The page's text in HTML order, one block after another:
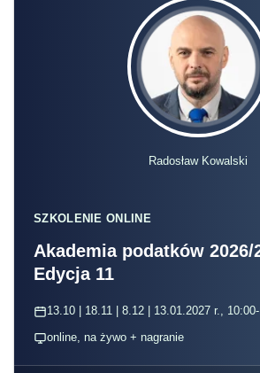
Radosław Kowalski
SZKOLENIE ONLINE
Akademia podatków 2026/
Edycja 11
13.10 | 18.11 | 8.12 | 13.01.2027 r.,
online, na żywo + nagranie